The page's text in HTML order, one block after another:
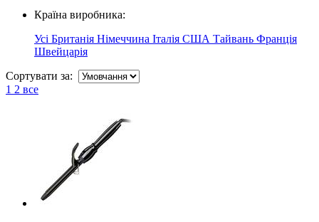
Країна виробника:
Усі Британія Німеччина Італія США Тайвань Франція
Швейцарія
Сортувати за:
1 2 все